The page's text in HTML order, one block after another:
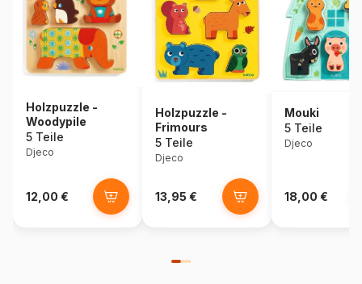
Holzpuzzle -
Woodypile
5 Teile
Djeco
12,00 €
Holzpuzzle -
Frimours
5 Teile
Djeco
13,95 €
Mouki
5 Teile
Djeco
18,00 €